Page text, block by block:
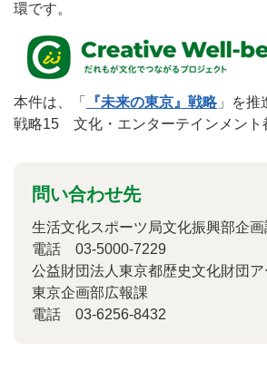
環です。
本件は、「 『未来の東京』戦略」を推
戦略15 文化・エンターテインメント
問い合わせ先
生活文化スポーツ局文化振興部企画
電話 03-5000-7229
公益財団法人東京都歴史文化財団
東京企画部広報課
電話 03-6256-8432